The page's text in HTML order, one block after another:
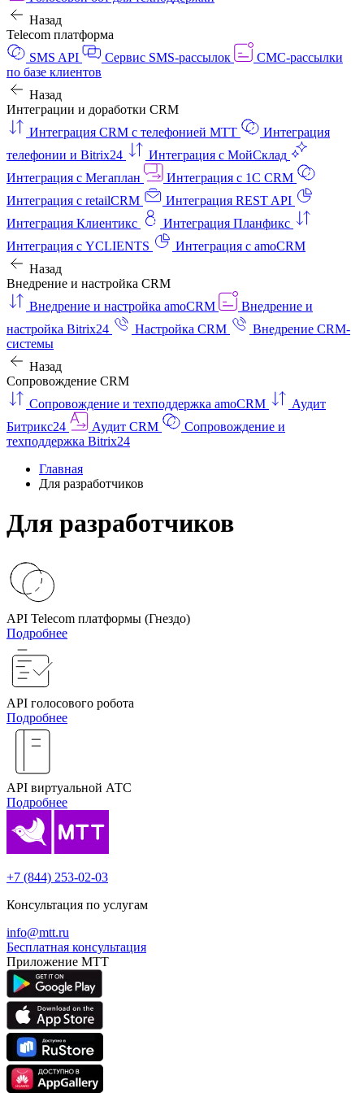
Назад
Telecom платформа
SMS API
Сервис SMS-рассылок
СМС-рассылки
по базе клиентов
Назад
Интеграции и доработки CRM
Интеграция CRM с телефонией МТТ
Интеграция
телефонии и Bitrix24
Интеграция с МойСклад
Интеграция с Мегаплан
Интеграция с 1C CRM
Интеграция с retailCRM
Интеграция REST API
Интеграция Клиентикс
Интеграция Планфикс
Интеграция с YCLIENTS
Интеграция с amoCRM
Назад
Внедрение и настройка CRM
Внедрение и настройка amoCRM
Внедрение и
настройка Bitrix24
Настройка CRM
Внедрение CRM-
системы
Назад
Сопровождение CRM
Сопровождение и техподдержка amoCRM
Аудит
Битрикс24
Аудит CRM
Сопровождение и
техподдержка Bitrix24
Главная
Для разработчиков
Для разработчиков
API Telecom платформы (Гнездо)
Подробнее
API голосового робота
Подробнее
API виртуальной АТС
Подробнее
+7 (844) 253-02-03
Консультация по услугам
info@mtt.ru
Бесплатная консультация
Приложение МТТ